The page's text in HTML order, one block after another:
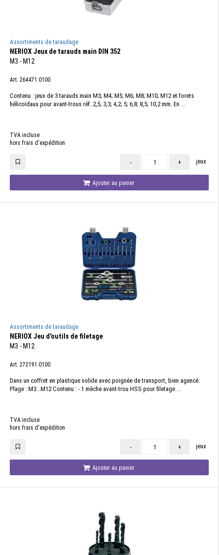
Assortiments de taraudage
NERIOX Jeux de tarauds main DIN 352
M3 - M12
Art. 264471.0100
Contenu : jeux de 3 tarauds main M3; M4; M5; M6; M8; M10; M12 et forets
hélicoïdaux pour avant-trous réf. 2,5; 3,3; 4,2; 5; 6,8; 8,5; 10,2 mm. En ...
TVA incluse
hors frais d'expédition
- + jeux
Ajouter au panier
Assortiments de taraudage
NERIOX Jeu d'outils de filetage
M3 - M12
Art. 272191.0100
Dans un coffret en plastique solide avec poignée de transport, bien agencé.
Plage : M3...M12 Contenu : - 1 mèche avant-trou HSS pour filetage ...
TVA incluse
hors frais d'expédition
- + jeux
Ajouter au panier